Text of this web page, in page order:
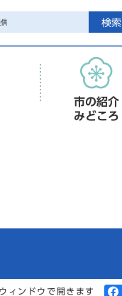
検索
市の紹介
みどころ
ィンドウで開きます